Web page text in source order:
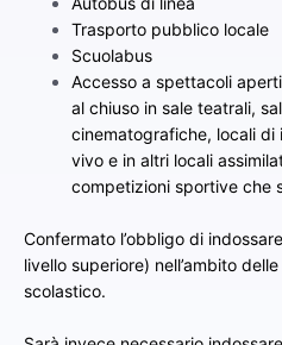
Trasporto pubblico locale
Scuolabus
Accesso a spettacoli
al chiuso in sale teatrali,
cinematografiche, locali
vivo e in altri locali
competizioni sportive che
Confermato l’obbligo di
livello superiore) nell’ambito
scolastico.